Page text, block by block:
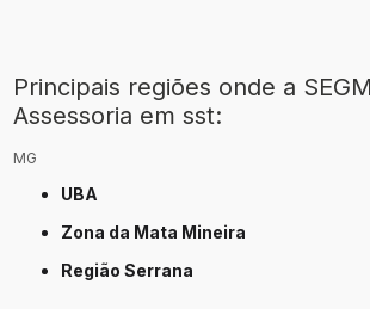
Principais regiões onde a
Assessoria em sst:
MG
UBA
Zona da Mata Mineira
Região Serrana